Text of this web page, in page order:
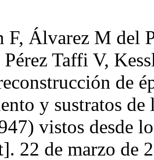
F, Álvarez M del
Taffi V,
de
y sustratos de
vistos desde
22 de marzo de